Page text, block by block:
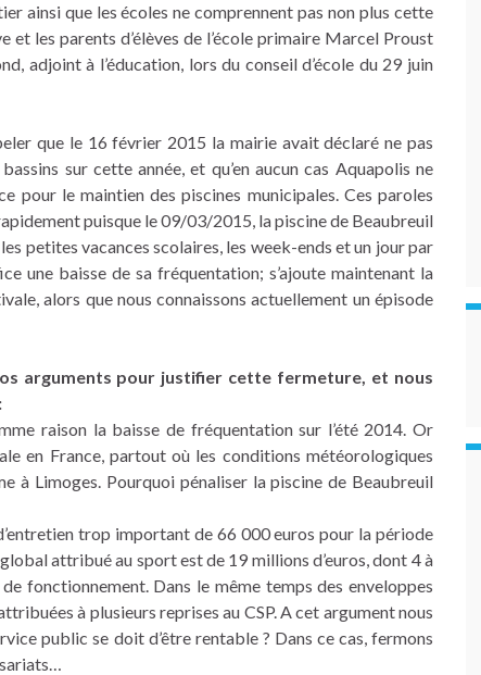
ainsi que les écoles ne comprennent pas non plus cette
et les parents d’élèves de l’école primaire Marcel Proust
adjoint à l’éducation, lors du conseil d’école du 29 juin
que le 16 février 2015 la mairie avait déclaré ne pas
sur cette année, et qu’en aucun cas Aquapolis ne
pour le maintien des piscines municipales. Ces paroles
puisque le 09/03/2015, la piscine de Beaubreuil
petites vacances scolaires, les week-ends et un jour par
une baisse de sa fréquentation; s’ajoute maintenant la
alors que nous connaissons actuellement un épisode
arguments pour justifier cette fermeture, et nous
raison la baisse de fréquentation sur l’été 2014. Or
en France, partout où les conditions météorologiques
à Limoges. Pourquoi pénaliser la piscine de Beaubreuil
trop important de 66 000 euros pour la période
attribué au sport est de 19 millions d’euros, dont 4 à
fonctionnement. Dans le même temps des enveloppes
à plusieurs reprises au CSP. A cet argument nous
public se doit d’être rentable ? Dans ce cas, fermons